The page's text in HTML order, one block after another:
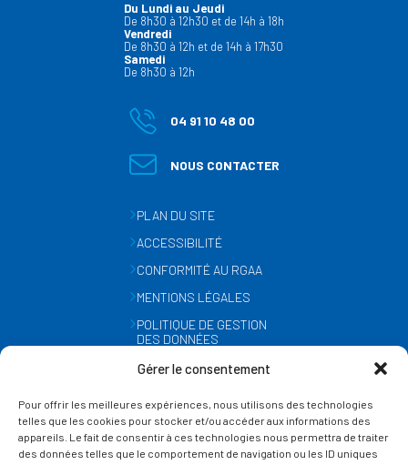
Gérer le consentement
Pour offrir les meilleures expériences, nous utilisons des technologies
telles que les cookies pour stocker et/ou accéder aux informations des
appareils. Le fait de consentir à ces technologies nous permettra de traiter
des données telles que le comportement de navigation ou les ID uniques
Du Lundi au Jeudi
De 8h30 à 12h30 et de 14h à 18h
Vendredi
De 8h30 à 12h et de 14h à 17h30
Samedi
De 8h30 à 12h
04 91 10 48 00
NOUS CONTACTER
PLAN DU SITE
ACCESSIBILITÉ
CONFORMITÉ AU RGAA
MENTIONS LÉGALES
POLITIQUE DE GESTION
DES DONNÉES
GESTION DES COOKIES